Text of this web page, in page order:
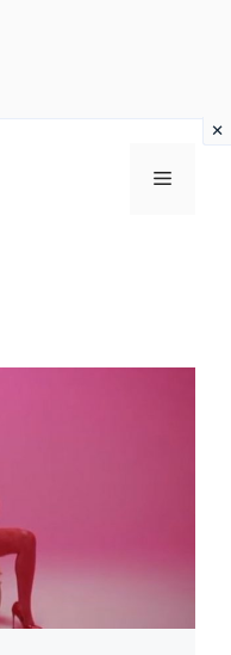
Menu